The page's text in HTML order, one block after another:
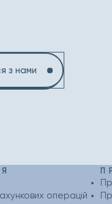
з нами
операцій